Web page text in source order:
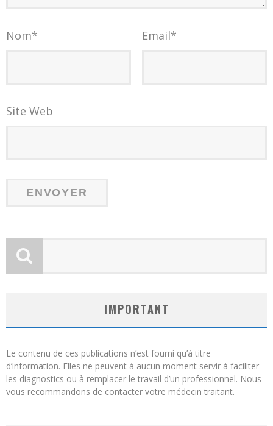
Nom* Email*
Site Web
IMPORTANT
Le contenu de ces publications n’est fourni qu’à titre
d’information. Elles ne peuvent à aucun moment servir à faciliter
les diagnostics ou à remplacer le travail d’un professionnel. Nous
vous recommandons de contacter votre médecin traitant.